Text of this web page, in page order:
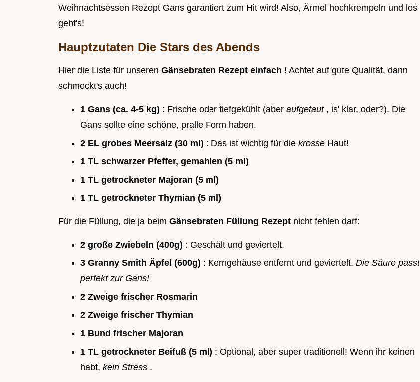
Weihnachtsessen Rezept Gans garantiert zum Hit wird! Also, Ärmel hochkrempeln und los
geht's!
Hauptzutaten Die Stars des Abends
Hier die Liste für unseren Gänsebraten Rezept einfach ! Achtet auf gute Qualität, dann
schmeckt's auch!
1 Gans (ca. 4-5 kg) : Frische oder tiefgekühlt (aber aufgetaut , is' klar, oder?). Die
Gans sollte eine schöne, pralle Form haben.
2 EL grobes Meersalz (30 ml) : Das ist wichtig für die krosse Haut!
1 TL schwarzer Pfeffer, gemahlen (5 ml)
1 TL getrockneter Majoran (5 ml)
1 TL getrockneter Thymian (5 ml)
Für die Füllung, die ja beim Gänsebraten Füllung Rezept nicht fehlen darf:
2 große Zwiebeln (400g) : Geschält und geviertelt.
3 Granny Smith Äpfel (600g) : Kerngehäuse entfernt und geviertelt. Die Säure passt
perfekt zur Gans!
2 Zweige frischer Rosmarin
2 Zweige frischer Thymian
1 Bund frischer Majoran
1 TL getrockneter Beifuß (5 ml) : Optional, aber super traditionell! Wenn ihr keinen
habt, kein Stress .